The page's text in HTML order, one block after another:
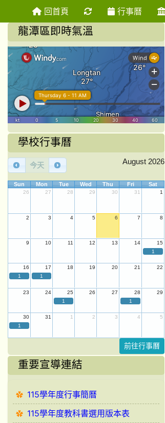
回首頁 重新取得佈景設定
行事曆
龍潭區即時氣溫
學校行事曆
今天 August 2026
Sun Mon Tue Wed Thu Fri Sat
26 27 28 29 30 31 1
2 3 4 5 6 7 8
9 10 11 12 13 14
15
1
16 17 18 19 20 21
22
1
1
23 24 25 26 27 28
29
1
1
30 31 1 2 3 4
5
1
前往行事曆
重要宣導連結
115學年度行事簡曆
115學年度教科書選用版本表